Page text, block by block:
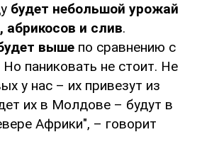
будет небольшой урожай
и слив.
выше по сравнению с
паниковать не стоит. Не
у нас – их привезут из
их в Молдове – будут в
Африки", – говорит